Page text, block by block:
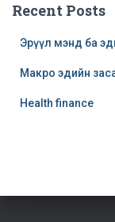
Recent Posts
Эрүүл мэнд ба
Макро эдийн
Health finance